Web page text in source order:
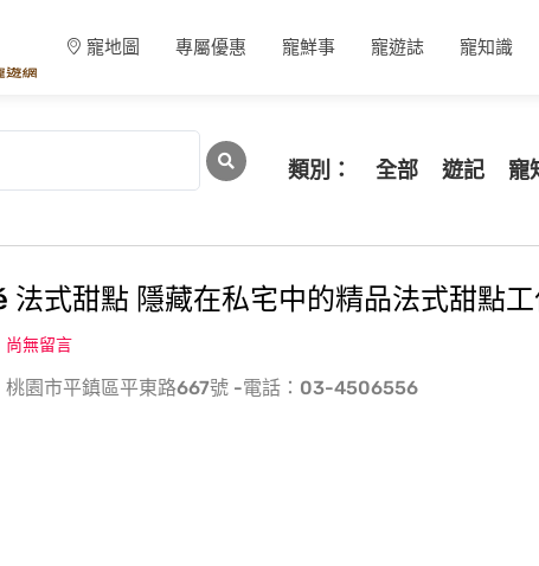
寵地圖 專屬優惠 寵鮮事 寵遊誌 寵知識
類別： 全部 遊記 寵
法式甜點 隱藏在私宅中的精品法式甜點
尚無留言
桃園市平鎮區平東路667號 -電話：03-4506556